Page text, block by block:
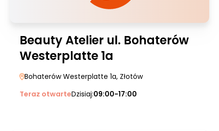
Beauty Atelier ul. Bohaterów
Westerplatte 1a
Bohaterów Westerplatte 1a, Złotów
Teraz otwarteDzisiaj:09:00-17:00